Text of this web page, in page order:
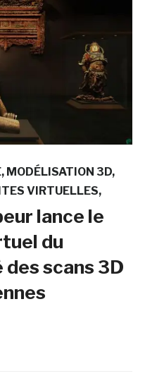
MODÉLISATION 3D
VIRTUELLES
lance le
du
scans 3D